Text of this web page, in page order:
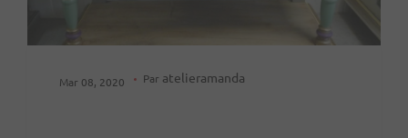
Mar 08, 2020 Par atelieramanda